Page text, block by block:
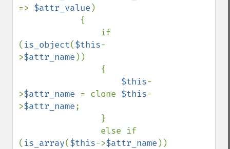
=> $attr_value )
( is_object($this-
>$attr_name ))
$this-
>$attr_name = clone $this-
>$attr_name;
( is_array($this->$attr_name ))